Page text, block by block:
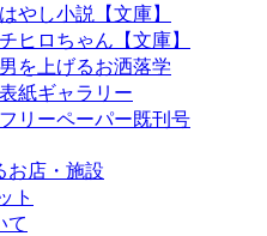
はやし小説【文庫】
チヒロちゃん【文庫】
男を上げるお洒落学
表紙ギャラリー
フリーペーパー既刊号
お店・施設
ト
て